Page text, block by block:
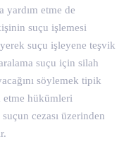
yardım etme de
suçu işlemesi
suçu işleyene teşvik
suçu için silah
söylemek tipik
etme hükümleri
cezası üzerinden